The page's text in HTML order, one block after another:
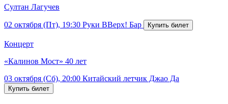
Султан Лагучев
02 октября (Пт), 19:30 Руки ВВерх! Бар
Концерт
«Калинов Мост» 40 лет
03 октября (Сб), 20:00 Китайский летчик Джао Да